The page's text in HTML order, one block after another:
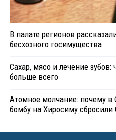
В палате регионов
бесхозного госимущества
Сахар, мясо и лечение
больше всего
Атомное молчание: почему в
бомбу на Хиросиму